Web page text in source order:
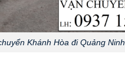
Khánh Hòa đi Quảng Ninh